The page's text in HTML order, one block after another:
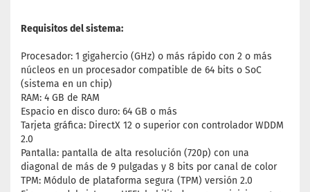
Requisitos del sistema:
Procesador: 1 gigahercio (GHz) o más rápido con 2 o más
núcleos en un procesador compatible de 64 bits o SoC
(sistema en un chip)
RAM: 4 GB de RAM
Espacio en disco duro: 64 GB o más
Tarjeta gráfica: DirectX 12 o superior con controlador WDDM
2.0
Pantalla: pantalla de alta resolución (720p) con una
diagonal de más de 9 pulgadas y 8 bits por canal de color
TPM: Módulo de plataforma segura (TPM) versión 2.0